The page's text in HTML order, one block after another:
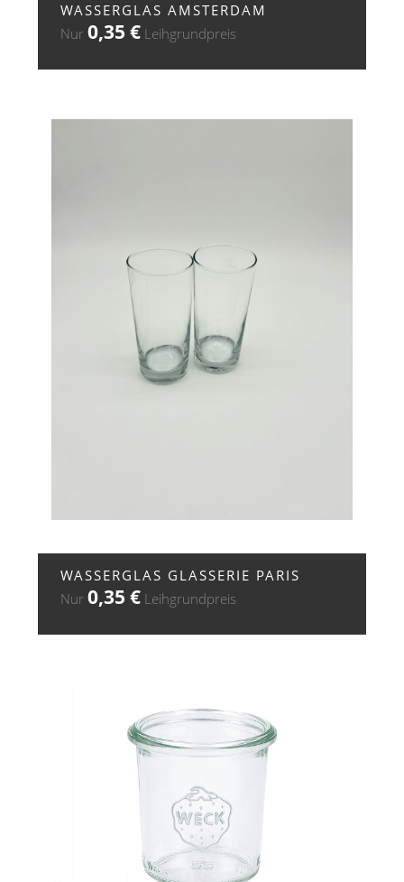
WASSERGLAS AMSTERDAM
Nur0,35€ Leihgrundpreis
WASSERGLAS GLASSERIE PARIS
Nur0,35€ Leihgrundpreis